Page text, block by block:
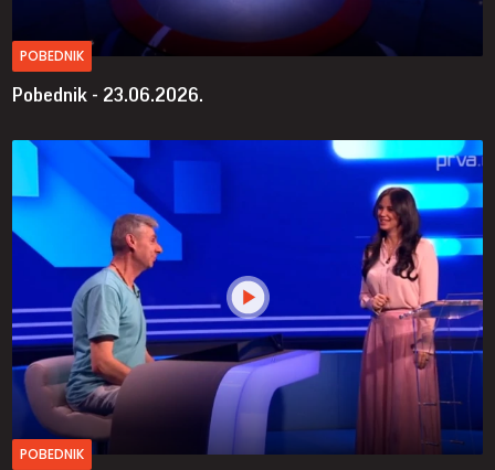
POBEDNIK
Pobednik - 23.06.2026.
POBEDNIK